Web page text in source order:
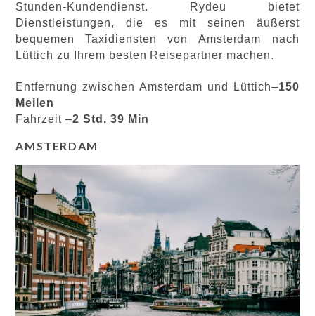
Stunden-Kundendienst. Rydeu bietet
Dienstleistungen, die es mit seinen äußerst
bequemen Taxidiensten von Amsterdam nach
Lüttich zu Ihrem besten Reisepartner machen.
Entfernung zwischen Amsterdam und Lüttich–150
Meilen
Fahrzeit –2 Std. 39 Min
AMSTERDAM